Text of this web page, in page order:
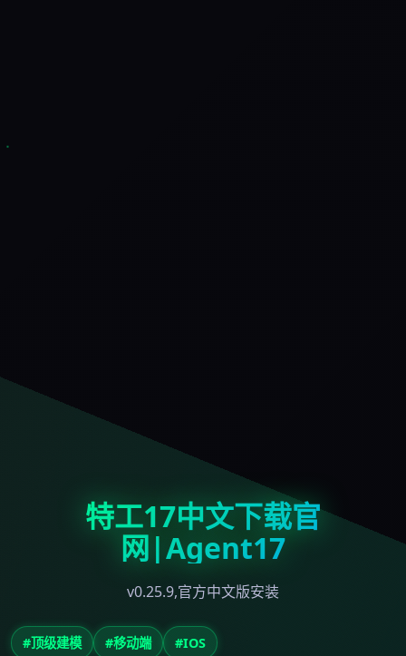
特工17中文下载官
网|Agent17
v0.25.9,官方中文版安装
#顶级建模 #移动端 #IOS